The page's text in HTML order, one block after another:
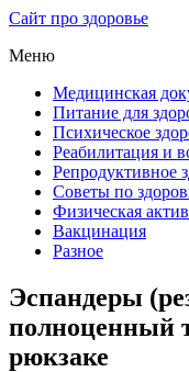
Сайт про здоровье
Меню
Медицинская
Питание для
Психическое
Реабилитация и
Репродуктивное
Советы по
Физическая
Вакцинация
Разное
Эспандеры
полноценный
рюкзаке